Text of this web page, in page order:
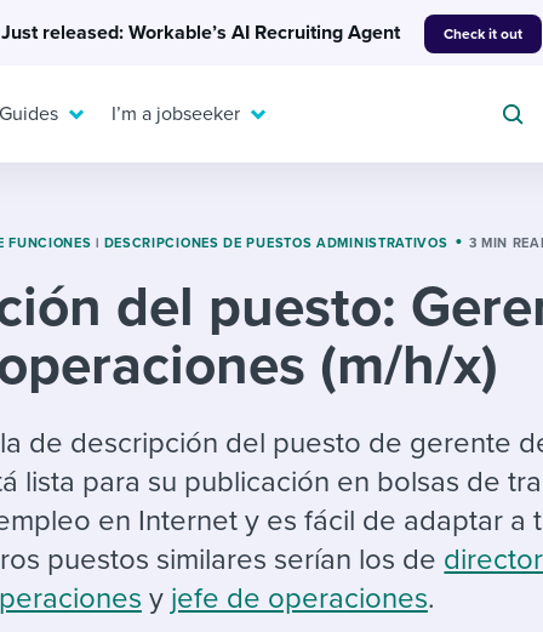
Just released: Workable’s AI Recruiting Agent Check it out
candidates
hiring pipelines
an employer brand
employee experiences
Or browse by
A flexible workplace
means new ways of
working. Pick up tips
and tricks for success.
templates
checklists
& reports
EXPERT INSIGHTS
Get insights, guidance,
and tips from those in
the know.
I’m a jobseeker
resources
For your job search:
INTERVIEWS & ANSWERS
Typical interview
answers for each.
Workable customer stories
FUNCIONES | DESCRIPCIONES DE PUESTOS ADMINISTRATIVOS 3 MIN
del puesto:
(m/h/x)
de descripción del puesto de gerente
lista para su publicación en bolsas de
en Internet y es fácil de adaptar a
puestos similares serían los de
y jefe de operaciones.